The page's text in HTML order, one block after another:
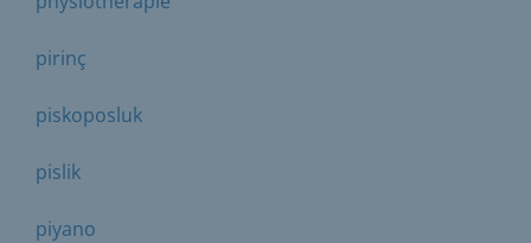
pirinç
piskoposluk
pislik
piyano